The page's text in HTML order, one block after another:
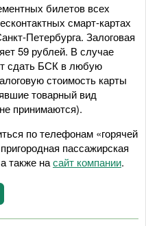
билетов всех
смарт-картах
Петербурга. Залоговая
59 рублей. В случае
сдать БСК в любую
стоимость карты
товарный вид
принимаются).
по телефонам «горячей
пассажирская
также насайт компании.